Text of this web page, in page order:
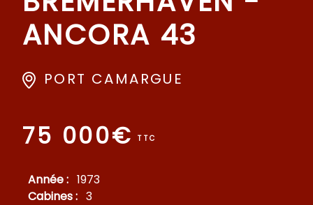
ANCORA 43
PORT CAMARGUE
75 000€ TTC
Année : 1973
Cabines : 3